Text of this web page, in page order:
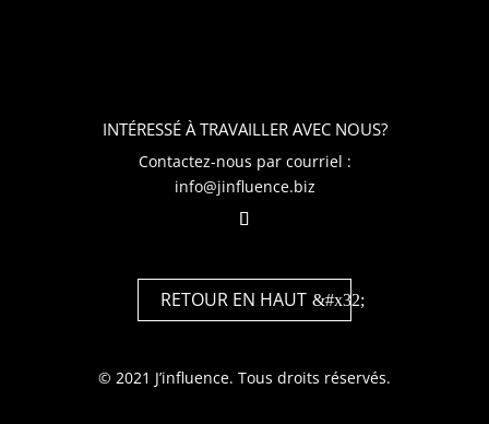
INTÉRESSÉ À TRAVAILLER AVEC NOUS?​
Contactez-nous par courriel :
info@jinfluence.biz
RETOUR EN HAUT
© 2021 J’influence. Tous droits réservés.